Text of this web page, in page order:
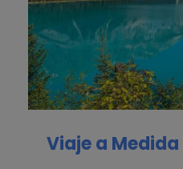
Viaje a